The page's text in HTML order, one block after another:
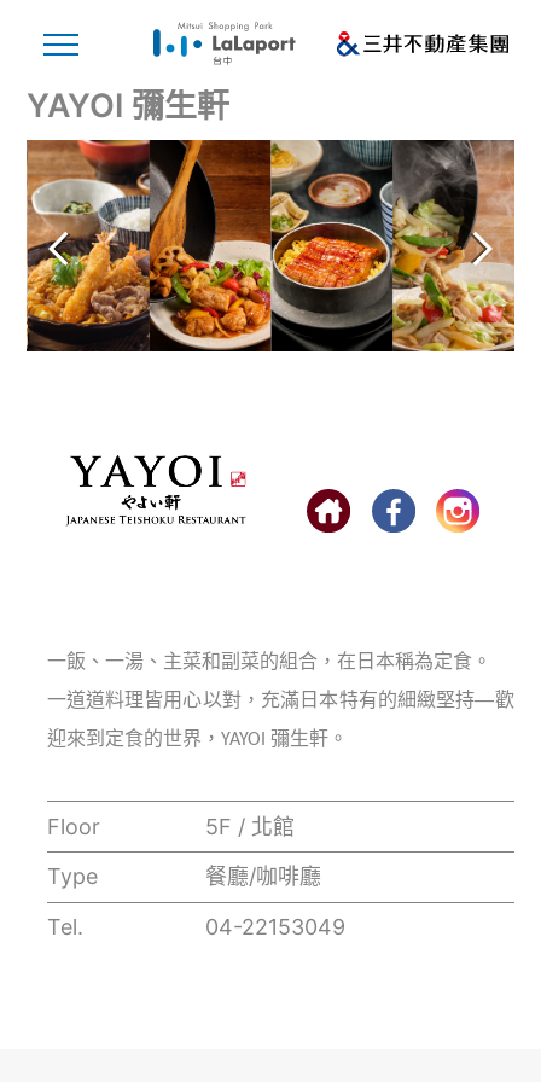
YAYOI 彌生軒
一飯、一湯、主菜和副菜的組合，在日本稱為定食。
一道道料理皆用心以對，充滿日本特有的細緻堅持──歡
迎來到定食的世界，YAYOI 彌生軒。
Floor
5F / 北館
Type
餐廳/咖啡廳
Tel.
04-22153049